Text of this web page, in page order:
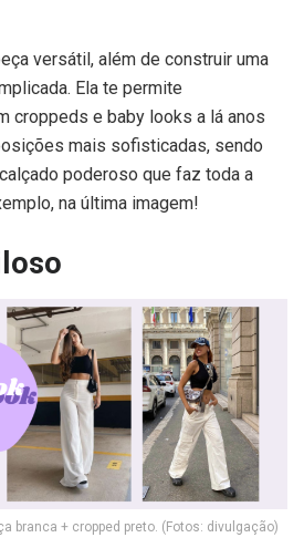
versátil, além de construir uma
Ela te permite
croppeds e baby looks a lá anos
mais sofisticadas, sendo
poderoso que faz toda a
na última imagem!
branca + cropped preto. (Fotos: divulgação)